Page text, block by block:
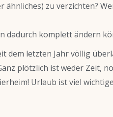
zu verzichten?
dadurch komplett ändern
dem letzten Jahr völlig
plötzlich ist weder Zeit,
Urlaub ist viel